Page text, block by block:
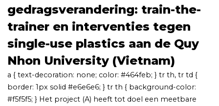
gedragsverandering: train-the-
trainer en interventies tegen
single-use plastics aan de Quy
Nhon University (Vietnam)
a { text-decoration: none; color: #464feb; } tr th, tr td {
border: 1px solid #e6e6e6; } tr th { background-color:
#f5f5f5; } Het project (A) heeft tot doel een meetbare